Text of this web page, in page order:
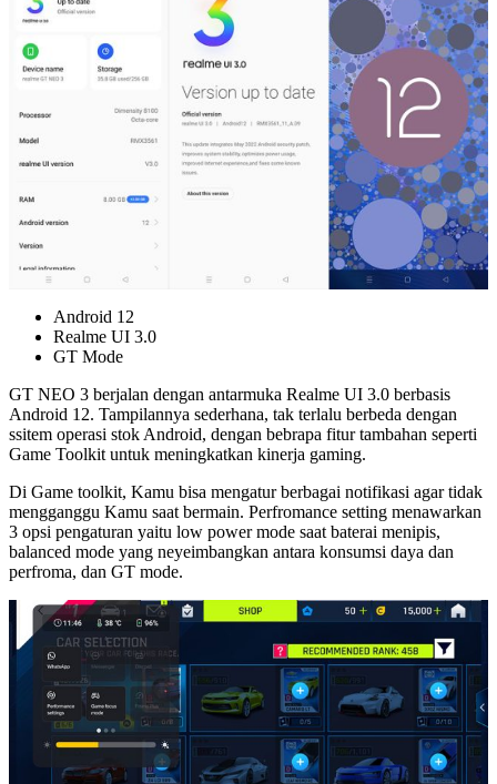
Android 12
Realme UI 3.0
GT Mode
GT NEO 3 berjalan dengan antarmuka Realme UI 3.0 berbasis
Android 12. Tampilannya sederhana, tak terlalu berbeda dengan
ssitem operasi stok Android, dengan bebrapa fitur tambahan seperti
Game Toolkit untuk meningkatkan kinerja gaming.
Di Game toolkit, Kamu bisa mengatur berbagai notifikasi agar tidak
mengganggu Kamu saat bermain. Perfromance setting menawarkan
3 opsi pengaturan yaitu low power mode saat baterai menipis,
balanced mode yang neyeimbangkan antara konsumsi daya dan
perfroma, dan GT mode.